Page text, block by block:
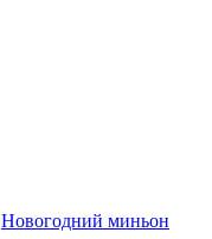
Новогодний миньон